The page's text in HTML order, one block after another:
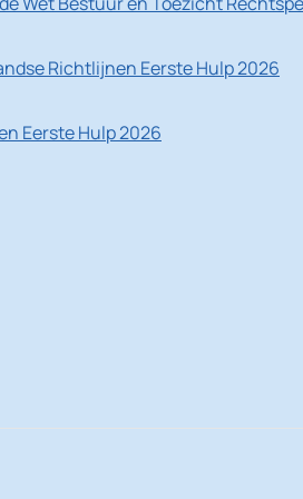
Richtlijnen Eerste Hulp 2026
Eerste Hulp 2026